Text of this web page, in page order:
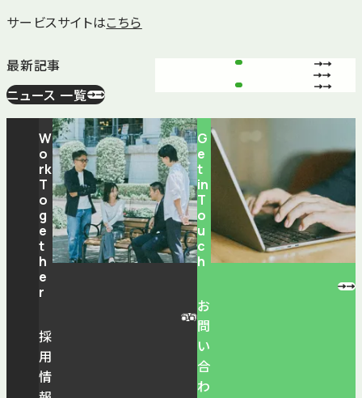
サービスサイトはこちら
最新記事
ニュース 一覧
W
o
rk
T
o
g
e
t
h
e
r
採
用
情
G
e
t
in
T
o
u
c
h
お
問
い
合
わ